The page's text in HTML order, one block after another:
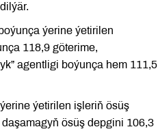
ýerine ýetirilen
118,9 göterime,
agentligi boýunça hem 111,5
ýetirilen işleriň ösüş
ösüş depgini 106,3